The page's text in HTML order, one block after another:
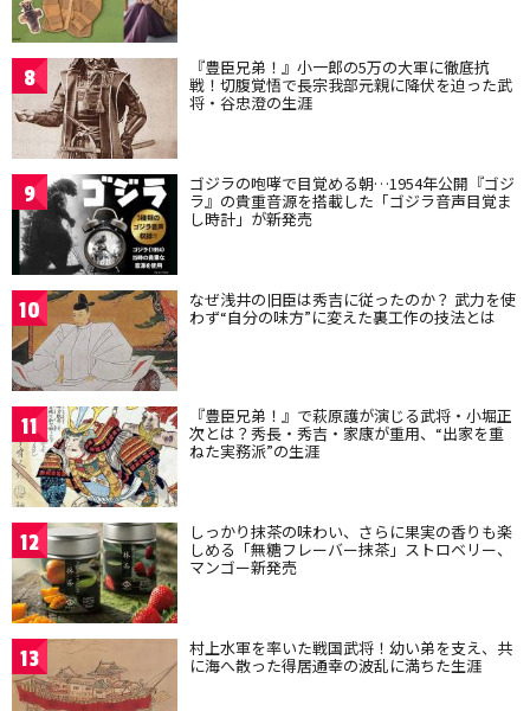
8 『豊臣兄弟！』小一郎の5万の大軍に徹底抗
戦！切腹覚悟で長宗我部元親に降伏を迫った武
将・谷忠澄の生涯
9 ゴジラの咆哮で目覚める朝…1954年公開『ゴジ
ラ』の貴重音源を搭載した「ゴジラ音声目覚ま
し時計」が新発売
10 なぜ浅井の旧臣は秀吉に従ったのか？ 武力を使
わず“自分の味方”に変えた裏工作の技法とは
11 『豊臣兄弟！』で萩原護が演じる武将・小堀正
次とは？秀長・秀吉・家康が重用、“出家を重
ねた実務派”の生涯
12 しっかり抹茶の味わい、さらに果実の香りも楽
しめる「無糖フレーバー抹茶」ストロベリー、
マンゴー新発売
13 村上水軍を率いた戦国武将！幼い弟を支え、共
に海へ散った得居通幸の波乱に満ちた生涯